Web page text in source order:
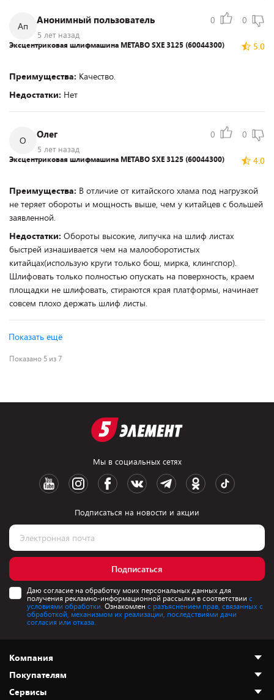
Ап
Анонимный пользователь
5 лет назад
0 0
5.0
Эксцентриковая шлифмашина METABO SXE 3125 (60044300)
Преимущества: Качество.
Недостатки: Нет
О
Олег
5 лет назад
0 0
4.0
Эксцентриковая шлифмашина METABO SXE 3125 (60044300)
Преимущества: В отличие от китайского хлама под нагрузкой
не теряет обороты и мощность выше, чем у китайцев с большей
заявленной.
Недостатки: Обороты высокие, липучка на шлиф листах
быстрей изнашивается чем на малооборотистых
китайцах(использую круги только бош, мирка, клингспор).
Шлифовать только полностью опускать на поверхность, краем
площадки не шлифовать, стираются края платформы, начинает
совсем плохо держать шлиф листы.
Показать ещё
Показано 5 из 7
Мы в социальных сетях
Подписаться на новости и акции
Подписаться
Даю согласие на обработку моих персональных данных для
получения рекламно-информационной рассылки в соответствии с
условиями обработки. Ознакомлен с разъяснением прав, связанных с
обработкой, механизмом их реализации, последствиями дачи
согласия или отказа.
Компания
О нас
Покупателям
Сервисы